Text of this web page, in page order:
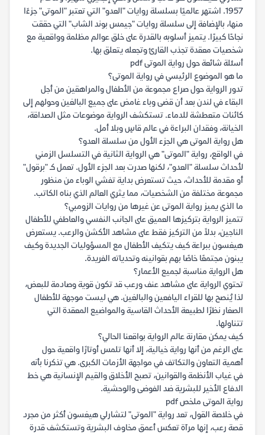
1957. اشتهر عالميًا بسلسلة روايات "العدو" التي تعتبر "الموتى" جزءًا
منها، بالإضافة إلى سلسلة روايات "جيمس بوند الشاب" التي حققت
نجاحًا كبيرًا. يتميز أسلوبه بالقدرة على خلق عوالم مظلمة وواقعية مع
شخصيات معقدة تجذب القارئ وتجعله يتعلق بها.
أسئلة شائعة حول رواية الموتى pdf
ما هو الموضوع الرئيسي في رواية الموتى؟
تدور الرواية حول صراع مجموعة من الأطفال والمراهقين من أجل
البقاء في لندن بعد أن قضى وباء غامض على جميع البالغين وحولهم إلى
كائنات متعطشة للدماء. تستكشف الرواية موضوعات مثل الصداقة،
الخيانة، وفقدان البراءة في عالم قاسٍ وبلا أمل.
هل رواية الموتى هي الجزء الأول من سلسلة العدو؟
في الواقع، رواية "الموتى" هي الرواية الثانية في التسلسل الزمني
لأحداث سلسلة "العدو"، لكنها صدرت بعد الجزء الأول. تعمل كـ "برقول"
أو مقدمة للأحداث، حيث تستعرض بداية تفشي الوباء من منظور
مجموعة مختلفة من الشخصيات، مما يثري العالم الذي بناه الكاتب.
ما الذي يميز رواية الموتى عن غيرها من روايات الزومبي؟
تتميز الرواية بتركيزها العميق على الجانب النفسي والعاطفي للأطفال
الناجين، بدلاً من التركيز فقط على مشاهد الأكشن والرعب. يستعرض
هيغسون ببراعة كيف يتكيف الأطفال مع المسؤوليات الجديدة وكيف
يبنون مجتمعًا خاصًا بهم بقوانينه وتحدياته الفريدة.
هل الرواية مناسبة لجميع الأعمار؟
تحتوي الرواية على مشاهد عنف ورعب قد تكون قوية وصادمة للبعض،
لذا يُنصح بها للقراء اليافعين والبالغين. هي ليست موجهة للأطفال
الصغار نظرًا لطبيعة الأحداث القاسية والمواضيع المعقدة التي
تتناولها.
كيف يمكن مقارنة عالم الرواية بواقعنا الحالي؟
على الرغم من أنها رواية خيالية، إلا أنها تلمس أوتارًا واقعية حول
أهمية التعاون والتكاتف في مواجهة الأزمات الكبرى. هي تذكرنا بأنه
في غياب الأنظمة والقوانين، تصبح الأخلاق والقيم الإنسانية هي خط
الدفاع الأخير للبشرية ضد الفوضى والوحشية.
رواية الموتى ملخص pdf
في خلاصة القول، تعد رواية "الموتى" لتشارلي هيغسون أكثر من مجرد
قصة رعب، إنها مرآة تعكس أعمق مخاوف البشرية وتستكشف قدرة